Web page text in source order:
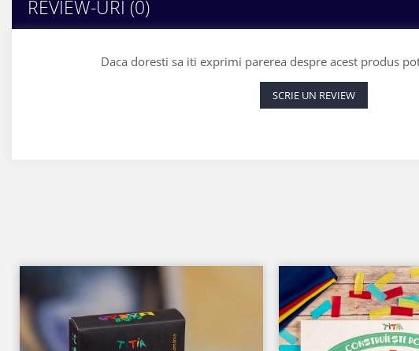
REVIEW-URI (0)
Daca doresti sa iti exprimi parerea despre acest produs
SCRIE UN REVIEW